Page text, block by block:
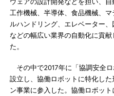
工作機械、半導体、食品機械、マ
ルハンドリング、エレベーター、
などの幅広い業界の自動化に貢献
た。
その中で2017年に「協調安全
設立し、協働ロボットに特化し
ン事業に参入した。協働ロボッ